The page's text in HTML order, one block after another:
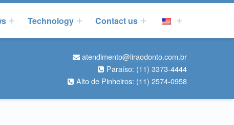
Technology Contact us
atendimento@liraodonto.com.br
Paraíso: (11) 3373-4444
Alto de Pinheiros: (11) 2574-0958